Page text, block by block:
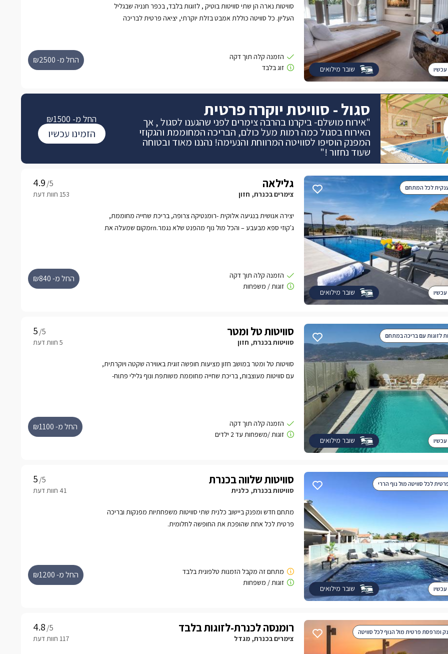
שובר מילואים
סוויטות נארה הן שתי סוויטות בוטיק , לזוגות בלבד, בכפר חנניה שבגליל
העליון. כל סוויטה כוללת אמבט בזלת יוקרתי, יציאה פרטית לבריכה
החל מ- ₪2500
שובר מילואים
גלילאה /5
צימרים בכנרת, חזון
יצירה אנושית בנגיעה אלוקית -רומנטיקה צרופה, בריכת שחייה מחוממת,
ג'קוזי ספא מבעבע – והכל מול נוף מהפנט שלא נגמר.rnמקום שמעלה את
החל מ- ₪840
לכל המתחם
שובר מילואים
סוויטות טל ומטר /5
סוויטות בכנרת, חזון
סוויטות טל ומטר במושב חזון מציעות חופשה זוגית באווירה שקטה ויוקרתית,
עם סוויטות מעוצבות, בריכת שחייה מחוממת משותפת ונוף גלילי פתוח-
החל מ- ₪1100
שובר מילואים
סוויטות שלווה בכנרת /5
סוויטות בכנרת, כלנית
מתחם חדש ומפנק ביישוב כלנית שתי סוויטות משפחתיות מפנקות ובריכה
פרטית לכל אחת שהופכת את החופשה לחלומית.
החל מ- ₪1200
לכל סוויטה מול נוף הררי
רומנסה לכנרת-לזוגות בלבד /5
צימרים בכנרת, מגדל
ומרפסת פרטית מול הנוף לכל סוויטה
סגול - סוויטת יוקרה פרטית
"אירוח מושלם- ביקרנו בהרבה צימרים לפני שהגענו לסגול , אך
האירוח בסגול כמה רמות מעל כולם, הבריכה המחוממת והגקוזי
המפנק הוסיפו לסוויטה המרווחת והנעימה! נהננו מאוד ובטוחה
שעוד נחזור !"
החל מ- ₪1500
הזמינו עכשיו